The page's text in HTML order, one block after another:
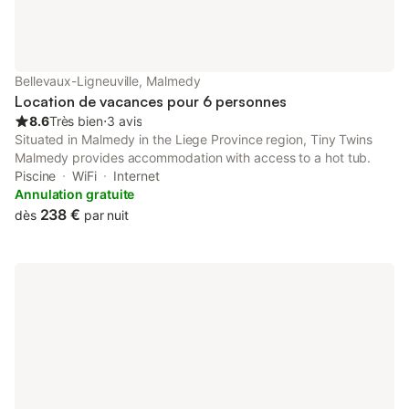
naturels de la région.
Bellevaux-Ligneuville, Malmedy
Location de vacances pour 6 personnes
8.6Très bien⋅3 avis
Situated in Malmedy in the Liege Province region, Tiny Twins
Malmedy provides accommodation with access to a hot tub.
Piscine
WiFi
Internet
Annulation gratuite
dès 238 € par nuit